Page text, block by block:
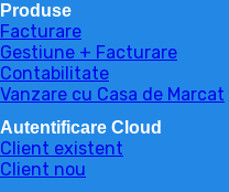
Produse
Facturare
Gestiune + Facturare
Contabilitate
Vanzare cu Casa de Marcat
Autentificare Cloud
Client existent
Client nou